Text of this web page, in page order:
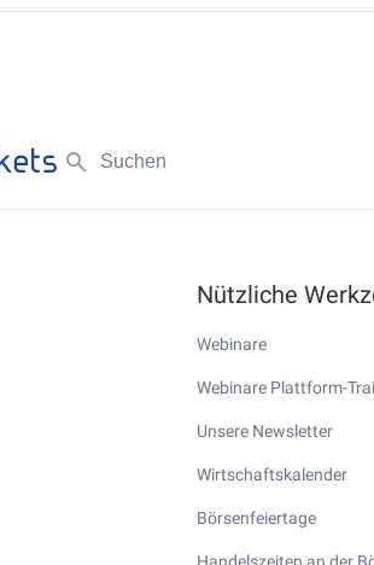
Nützliche
Webinare
Webinare Plattform-
Unsere Newsletter
Wirtschaftskalender
Börsenfeiertage